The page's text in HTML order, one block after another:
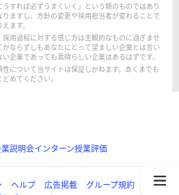
すれば必ずうまくいく」という類のものではあり
ますし、方針の変更や採用担当者が変わることで
ます。
用過程に対する感じ方は主観的なものに過ぎませ
ならずしもあなたにとって望ましい企業とは言い
企業であっても素晴らしい企業はあるはずです。
について当サイトは保証しかねます。あくまでも
めてください。
説明会インターン授業評価
ヘルプ 広告掲載
グループ規約